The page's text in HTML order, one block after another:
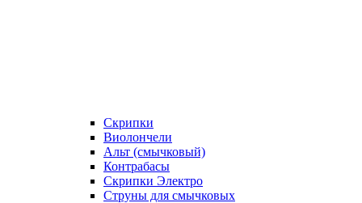
Скрипки
Виолончели
Альт (смычковый)
Контрабасы
Скрипки Электро
Струны для смычковых